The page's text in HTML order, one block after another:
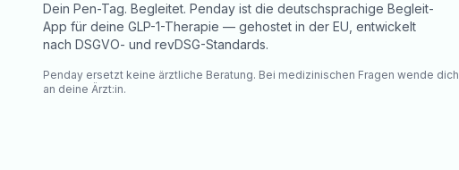
Dein Pen-Tag. Begleitet. Penday ist die deutschsprachige Begleit-
App für deine GLP-1-Therapie — gehostet in der EU, entwickelt
nach DSGVO- und revDSG-Standards.
Penday ersetzt keine ärztliche Beratung. Bei medizinischen Fragen wende dich
an deine Ärzt:in.